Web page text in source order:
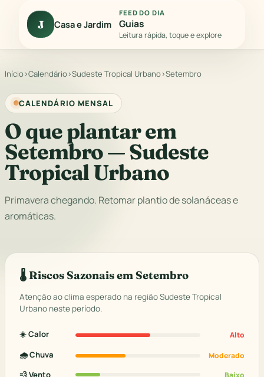
J Casa e Jardim
FEED DO DIA
Guias
Leitura rápida, toque e explore
Início›Calendário›Sudeste Tropical Urbano›Setembro
CALENDÁRIO MENSAL
O que plantar em
Setembro — Sudeste
Tropical Urbano
Primavera chegando. Retomar plantio de solanáceas e
aromáticas.
🌡️ Riscos Sazonais em Setembro
Atenção ao clima esperado na região Sudeste Tropical
Urbano neste período.
☀️ Calor Alto
🌧️ Chuva Moderado
💨 Vento Baixo